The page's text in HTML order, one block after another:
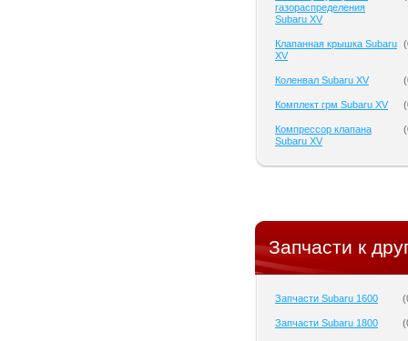
газораспределения
Subaru XV
Клапанная крышка Subaru
XV
(
Коленвал Subaru XV (
Комплект грм Subaru XV (
Компрессор клапана
Subaru XV
(
Запчасти к
Запчасти Subaru 1600 (
Запчасти Subaru 1800 (